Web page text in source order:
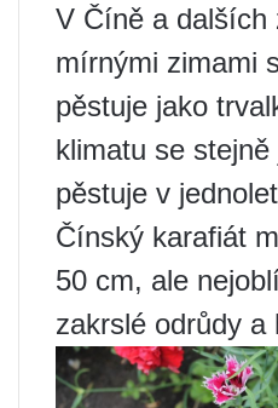
V Číně a dalších
mírnými zimami
pěstuje jako
klimatu se
pěstuje v
Čínský karafiát
50 cm, ale
zakrslé odrůdy a